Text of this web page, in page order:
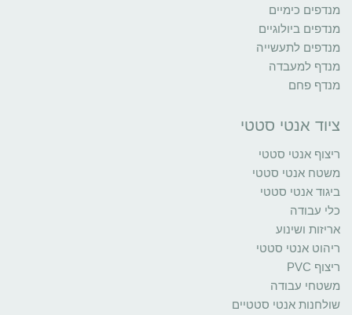
מנדפים כימיים
מנדפים ביולוגיים
מנדפים לתעשייה
מנדף למעבדה
מנדף פחם
ציוד אנטי סטטי
ריצוף אנטי סטטי
משטח אנטי סטטי
ביגוד אנטי סטטי
כלי עבודה
אריזות ושינוע
ריהוט אנטי סטטי
ריצוף PVC
משטחי עבודה
שולחנות אנטי סטטיים